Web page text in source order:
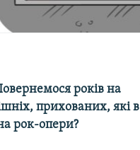
років на
прихованих, які в
рок-опери?